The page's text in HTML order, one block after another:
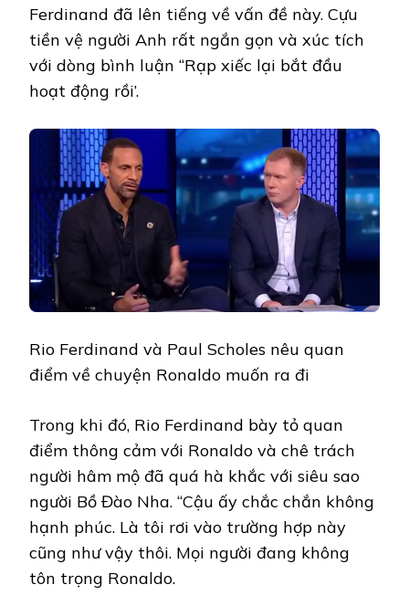
Ferdinand đã lên tiếng về vấn đề này. Cựu
tiền vệ người Anh rất ngắn gọn và xúc tích
với dòng bình luận “Rạp xiếc lại bắt đầu
hoạt động rồi’.
Rio Ferdinand và Paul Scholes nêu quan
điểm về chuyện Ronaldo muốn ra đi
Trong khi đó, Rio Ferdinand bày tỏ quan
điểm thông cảm với Ronaldo và chê trách
người hâm mộ đã quá hà khắc với siêu sao
người Bồ Đào Nha. “Cậu ấy chắc chắn không
hạnh phúc. Là tôi rơi vào trường hợp này
cũng như vậy thôi. Mọi người đang không
tôn trọng Ronaldo.